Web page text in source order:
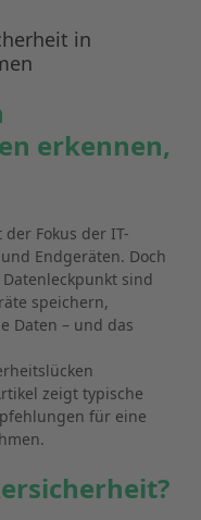
in
erkennen,
Fokus der IT-
Endgeräten. Doch
sind
speichern,
Daten – und das
zeigt typische
für eine